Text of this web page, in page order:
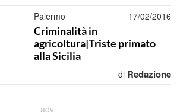
Palermo 17/02/2016
Criminalità in
agricoltura|Triste primato
alla Sicilia
di Redazione